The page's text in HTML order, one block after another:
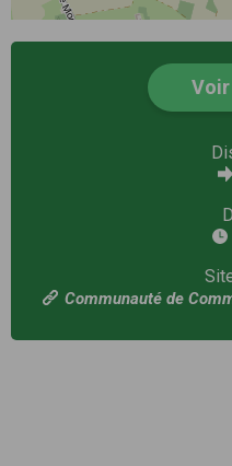
Communauté de